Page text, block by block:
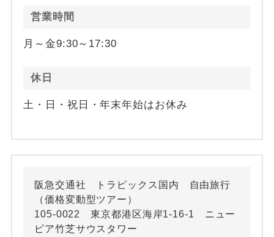
営業時間
月～金9:30～17:30
休日
土・日・祝日・年末年始はお休み
阪急交通社 トラピックス国内 自由旅行
（価格変動型ツアー）
105-0022 東京都港区海岸1-16-1 ニュー
ピア竹芝サウスタワー